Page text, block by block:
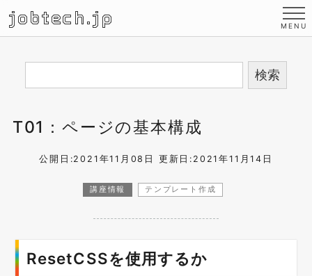
jobtech.jp
T01：ページの基本構成
公開日:2021年11月08日 更新日:2021年11月14日
講座情報 テンプレート作成
ResetCSSを使用するか